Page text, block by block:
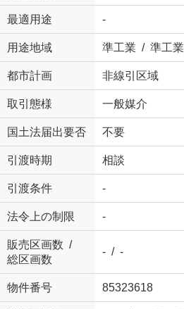
最適用途 -
用途地域 準工業 / 準工業
都市計画 非線引区域
取引態様 一般媒介
国土法届出要否 不要
引渡時期 相談
引渡条件 -
法令上の制限 -
販売区画数 /
総区画数
- / -
物件番号 85323618